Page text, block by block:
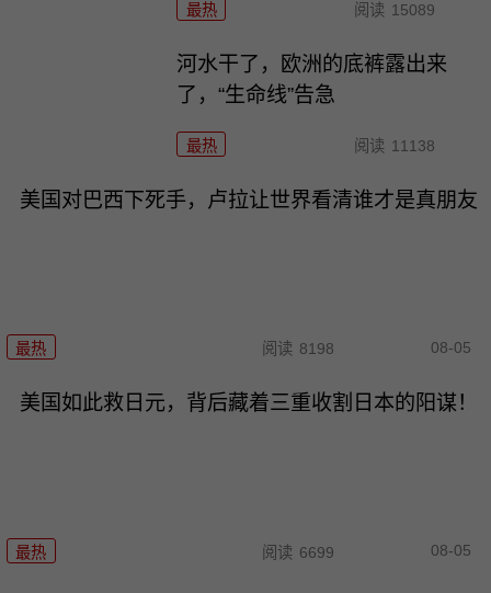
最热 阅读 15089
河水干了，欧洲的底裤露出来
了，“生命线”告急
最热 阅读 11138
美国对巴西下死手，卢拉让世界看清谁才是真朋友
最热 阅读 8198 08-05
美国如此救日元，背后藏着三重收割日本的阳谋！
最热 阅读 6699 08-05